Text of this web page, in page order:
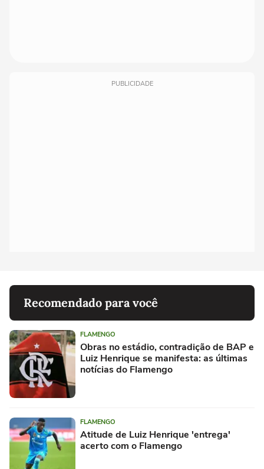
PUBLICIDADE
Recomendado para você
FLAMENGO
Obras no estádio, contradição de BAP e
Luiz Henrique se manifesta: as últimas
notícias do Flamengo
FLAMENGO
Atitude de Luiz Henrique 'entrega'
acerto com o Flamengo